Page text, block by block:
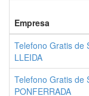
Empresa
Telefono Gratis de
LLEIDA
Telefono Gratis de
PONFERRADA